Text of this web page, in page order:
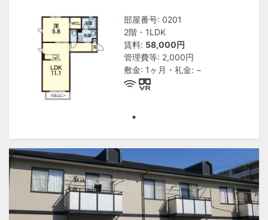
部屋番号: 0201
2階・1LDK
賃料: 58,000円
管理費等: 2,000円
敷金: 1ヶ月・礼金: −